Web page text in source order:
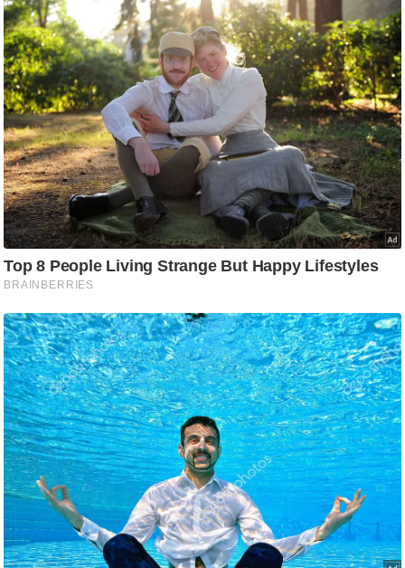
शि
प
रा
ज
नी
ति
वि
श्ले
ष
ण
स
म
म
यि
क
मा
तृ
भू
मि
स्तं
भ
ए